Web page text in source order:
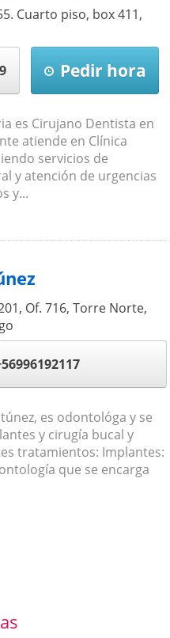
Cuarto piso, box 411,
Pedir hora
es Cirujano Dentista en
atiende en Clínica
servicios de
y atención de urgencias
y...
Of. 716, Torre Norte,
es odontológa y se
y cirugía bucal y
tratamientos: Implantes:
que se encarga